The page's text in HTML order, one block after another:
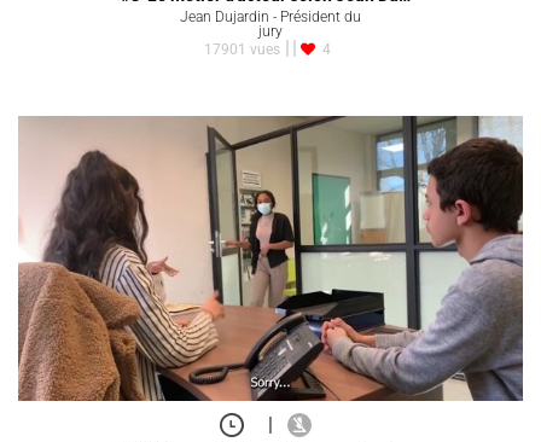
Jean Dujardin - Président du
jury
17901 vues
4
|